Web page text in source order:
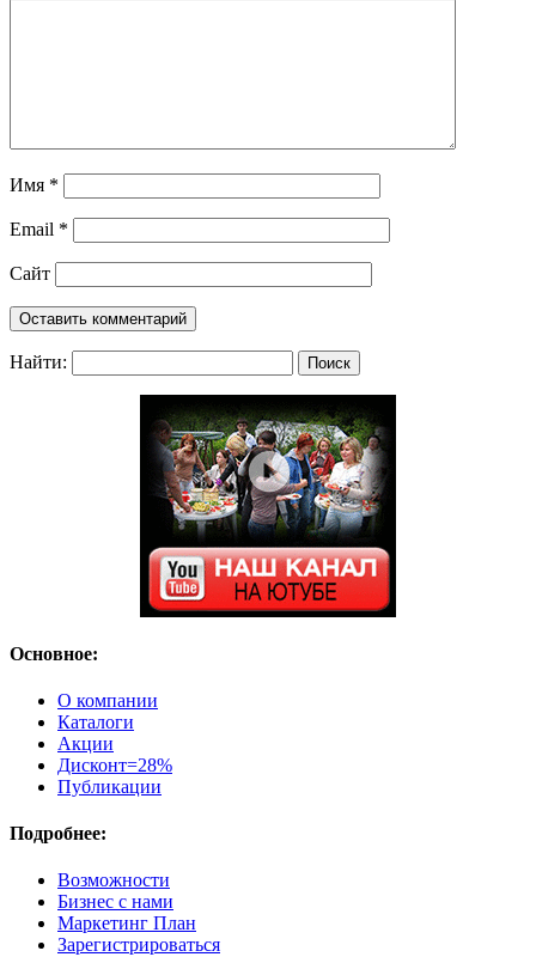
Имя *
Email *
Сайт
Найти:
Основное:
О компании
Каталоги
Акции
Дисконт=28%
Публикации
Подробнее:
Возможности
Бизнес с нами
Маркетинг План
Зарегистрироваться